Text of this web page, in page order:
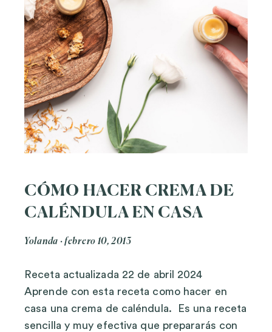
CÓMO HACER CREMA DE
CALÉNDULA EN CASA
Yolanda febrero 10, 2013
Receta actualizada 22 de abril 2024
Aprende con esta receta como hacer en
casa una crema de caléndula. Es una receta
sencilla y muy efectiva que prepararás con